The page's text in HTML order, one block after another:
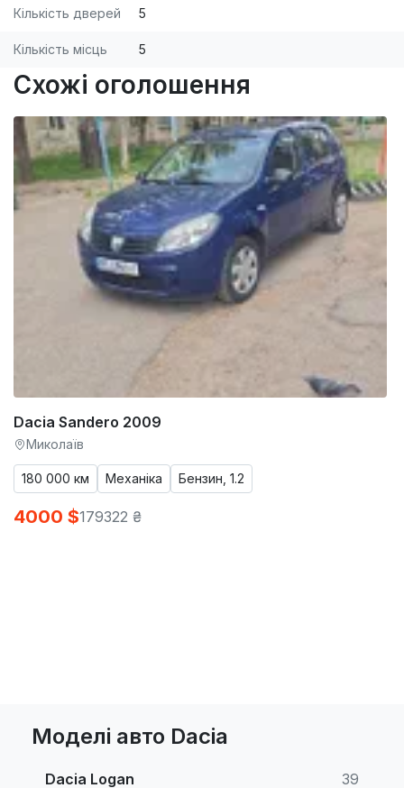
Кількість дверей 5
Кількість місць 5
Схожі оголошення
Dacia Sandero 2009
Миколаїв
180 000 км Механіка Бензин, 1.2
4000 $179322 ₴
Моделі авто Dacia
Dacia Logan 39